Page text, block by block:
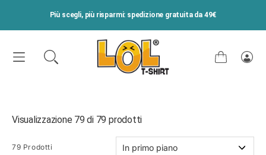
Più scegli, più risparmi: spedizione gratuita da 49€
Carrello
Visualizzazione 79 di 79 prodotti
79 Prodotti